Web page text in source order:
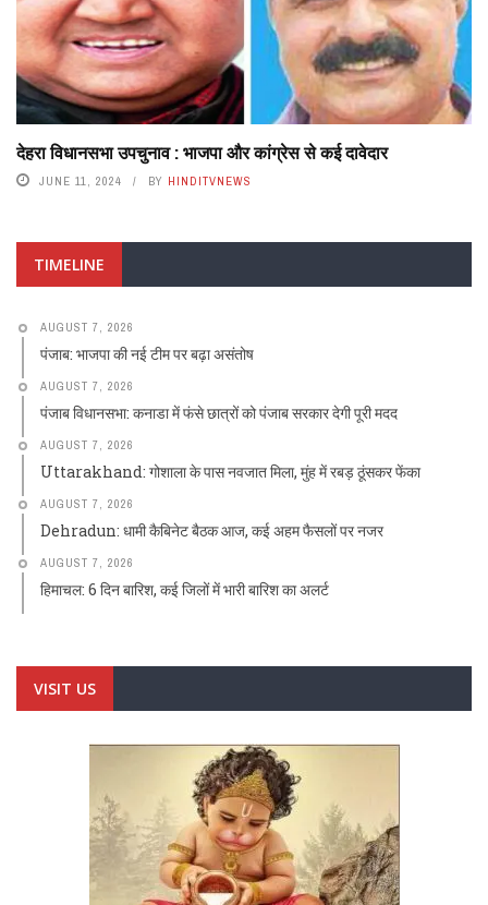
देहरा विधानसभा उपचुनाव : भाजपा और कांग्रेस से कई दावेदार
JUNE 11, 2024 BY HINDITVNEWS
TIMELINE
AUGUST 7, 2026
पंजाब: भाजपा की नई टीम पर बढ़ा असंतोष
AUGUST 7, 2026
पंजाब विधानसभा: कनाडा में फंसे छात्रों को पंजाब सरकार देगी पूरी मदद
AUGUST 7, 2026
Uttarakhand: गोशाला के पास नवजात मिला, मुंह में रबड़ ठूंसकर फेंका
AUGUST 7, 2026
Dehradun: धामी कैबिनेट बैठक आज, कई अहम फैसलों पर नजर
AUGUST 7, 2026
हिमाचल: 6 दिन बारिश, कई जिलों में भारी बारिश का अलर्ट
VISIT US